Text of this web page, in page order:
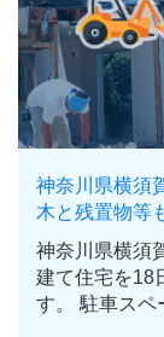
神奈川県横須
木と残置物等
神奈川県横須
建て住宅を18
す。 駐車スペ